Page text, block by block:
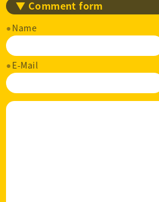
▼ Comment form
Name
E-Mail